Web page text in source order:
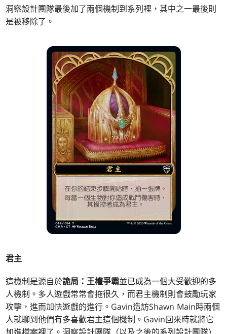
洞察設計團隊最後加了兩個機制到系列裡，其中之一最後則
是被移除了。
君主
這機制是源自於詭局：王權爭霸並已成為一個大受歡迎的多
人機制。多人遊戲常常會拖很久，而君主機制則會鼓勵玩家
攻擊，進而加快遊戲的進行。Gavin造訪Shawn Main時兩個
人就聊到他們有多喜歡君主這個機制。Gavin回來時就將它